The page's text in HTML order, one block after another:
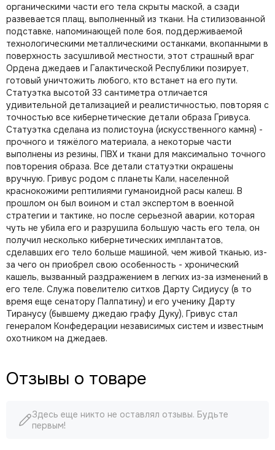
органическими части его тела скрыты маской, а сзади
развевается плащ, выполненный из ткани. На стилизованной
подставке, напоминающей поле боя, поддерживаемой
технологическими металлическими останками, вкопанными в
поверхность засушливой местности, этот страшный враг
Ордена джедаев и Галактической Республики позирует,
готовый уничтожить любого, кто встанет на его пути.
Статуэтка высотой 33 сантиметра отличается
удивительной детализацией и реалистичностью, повторяя с
точностью все кибернетические детали образа Гривуса.
Статуэтка сделана из полистоуна (искусственного камня) -
прочного и тяжёлого материала, а некоторые части
выполнены из резины, ПВХ и ткани для максимально точного
повторения образа. Все детали статуэтки окрашены
вручную. Гривус родом с планеты Кали, населенной
краснокожими рептилиями гуманоидной расы калеш. В
прошлом он был воином и стал экспертом в военной
стратегии и тактике, но после серьезной аварии, которая
чуть не убила его и разрушила большую часть его тела, он
получил несколько кибернетических имплантатов,
сделавших его тело больше машиной, чем живой тканью, из-
за чего он приобрел свою особенность - хронический
кашель, вызванный раздражением в легких из-за изменений в
его теле. Служа повелителю ситхов Дарту Сидиусу (в то
время еще сенатору Палпатину) и его ученику Дарту
Тиранусу (бывшему джедаю графу Дуку), Гривус стал
генералом Конфедерации независимых систем и известным
охотником на джедаев.
Отзывы о товаре
Здесь еще никто не оставлял отзывы. Будьте
первым!